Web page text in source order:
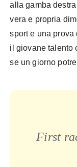
alla gamba
vera e propria
sport e una
il giovane talento
se un giorno
First